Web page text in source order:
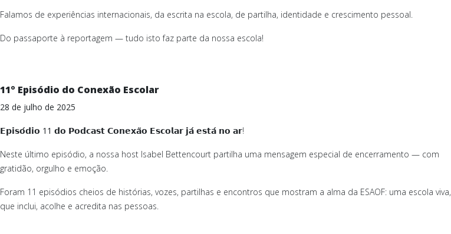
Falamos de experiências internacionais, da escrita na escola, de partilha, identidade e crescimento pessoal.
Do passaporte à reportagem — tudo isto faz parte da nossa escola!
11º Episódio do Conexão Escolar
28 de julho de 2025
𝗘𝗽𝗶𝘀𝗼́𝗱𝗶𝗼 11 𝗱𝗼 𝗣𝗼𝗱𝗰𝗮𝘀𝘁 𝗖𝗼𝗻𝗲𝘅𝗮̃𝗼 𝗘𝘀𝗰𝗼𝗹𝗮𝗿 𝗷𝗮́ 𝗲𝘀𝘁𝗮́ 𝗻𝗼 𝗮𝗿!
Neste último episódio, a nossa host Isabel Bettencourt partilha uma mensagem especial de encerramento — com
gratidão, orgulho e emoção.
Foram 11 episódios cheios de histórias, vozes, partilhas e encontros que mostram a alma da ESAOF: uma escola viva,
que inclui, acolhe e acredita nas pessoas.